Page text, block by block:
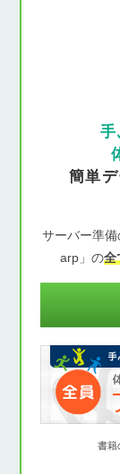
手
簡単
サーバー準
arp」の全
書籍